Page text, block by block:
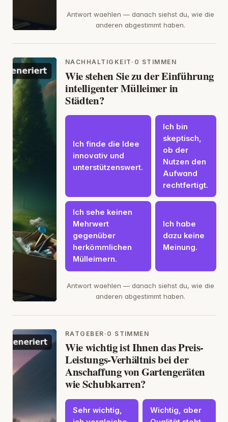
Antwort waehlen — danach siehst du, wie die
anderen abgestimmt haben.
NACHHALTIGKEIT · 0 STIMMEN
Wie stehen Sie zu der Einführung
intelligenter Mülleimer in
Städten?
Ich finde die Idee
innovativ und
unterstützenswert.
Ich bin
skeptisch,
ob der
Nutzen den
Aufwand
rechtfertigt.
Ich sehe keinen
Mehrwert
gegenüber
herkömmlichen
Mülleimern.
Ich habe
dazu keine
Meinung.
Antwort waehlen — danach siehst du, wie die
anderen abgestimmt haben.
RATGEBER · 0 STIMMEN
Wie wichtig ist Ihnen das Preis-
Leistungs-Verhältnis bei der
Anschaffung von Gartengeräten
wie Schubkarren?
Sehr wichtig,
Wichtig, aber